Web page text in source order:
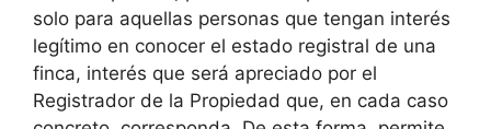
solo para aquellas personas que tengan interés
legítimo en conocer el estado registral de una
finca, interés que será apreciado por el
Registrador de la Propiedad que, en cada caso